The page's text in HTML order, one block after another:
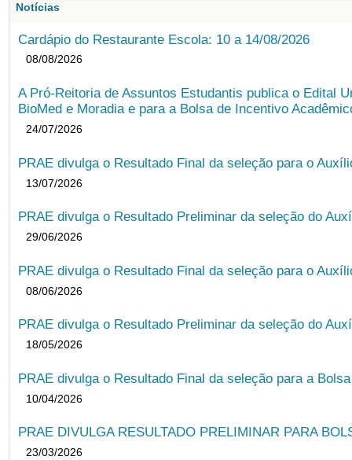
Notícias
Cardápio do Restaurante Escola: 10 a 14/08/2026
08/08/2026
A Pró-Reitoria de Assuntos Estudantis publica o Edital
BioMed e Moradia e para a Bolsa de Incentivo
24/07/2026
PRAE divulga o Resultado Final da seleção para o
13/07/2026
PRAE divulga o Resultado Preliminar da seleção do
29/06/2026
PRAE divulga o Resultado Final da seleção para o
08/06/2026
PRAE divulga o Resultado Preliminar da seleção do
18/05/2026
PRAE divulga o Resultado Final da seleção para a
10/04/2026
PRAE DIVULGA RESULTADO PRELIMINAR PARA
23/03/2026